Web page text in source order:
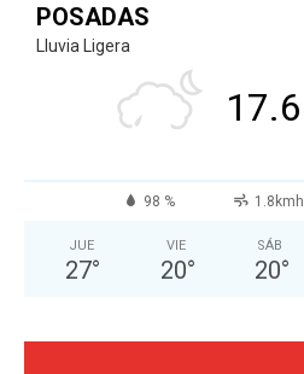
POSADAS
Lluvia Ligera
17.6
98 % 1.8kmh
JUE
27°
VIE
20°
SÁB
20°